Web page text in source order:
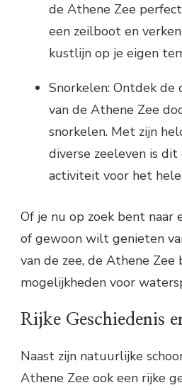
de Athene Zee
een zeilboot en
kustlijn op je eigen
Snorkelen: Ontdek
van de Athene Zee
snorkelen. Met zijn
diverse zeeleven is
activiteit voor het hele
Of je nu op zoek bent naar
of gewoon wilt genieten
van de zee, de Athene
mogelijkheden voor
Rijke Geschiedenis
Naast zijn natuurlijke
Athene Zee ook een rijke